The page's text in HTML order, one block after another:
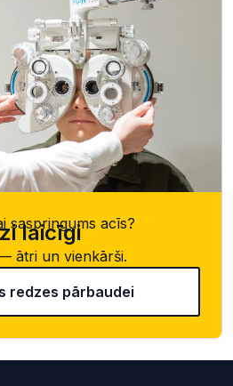
saspringums acīs?
laicīgi
ātri un vienkārši.
redzes pārbaudei